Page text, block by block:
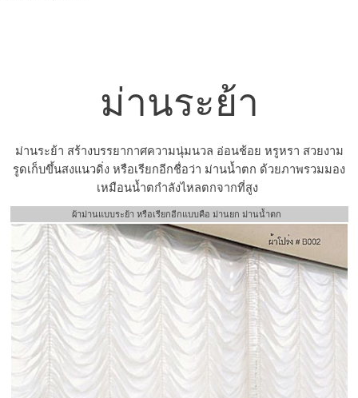
ม่านระย้า
ม่านระย้า สร้างบรรยากาศความนุ่มนวล อ่อนช้อย หรูหรา สวยงาม
รูดเก็บขึ้นสงแนวดิ่ง หรือเรียกอีกชื่อว่า ม่านน้ำตก ด้วยภาพรวมมอง
เหมือนน้ำตกำลังไหลตกจากที่สูง
ผ้าม่านแบบระย้า หรือเรียกอีกแบบคือ ม่านยก ม่านน้ำตก